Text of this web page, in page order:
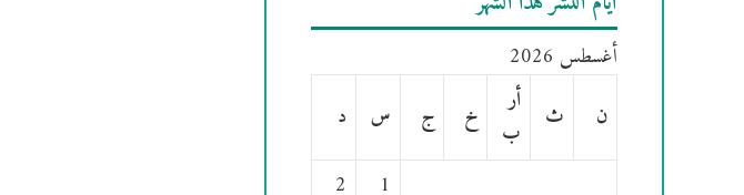
أغسطس 2026
ن
ث
أر
ب
خ ج س
د
1
2